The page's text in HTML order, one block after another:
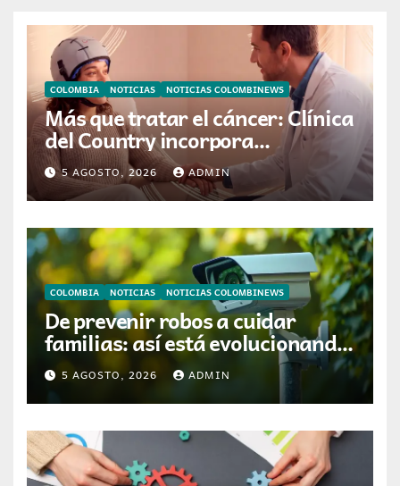
COLOMBIA NOTICIAS NOTICIAS COLOMBINEWS
Más que tratar el cáncer: Clínica
del Country incorpora
tecnología que ayuda a
preservar el cabello y la
confianza durante la
quimioterapia
5 AGOSTO, 2026 ADMIN
COLOMBIA NOTICIAS NOTICIAS COLOMBINEWS
De prevenir robos a cuidar
familias: así está evolucionando
la videovigilancia en los hogares
colombianos
5 AGOSTO, 2026 ADMIN